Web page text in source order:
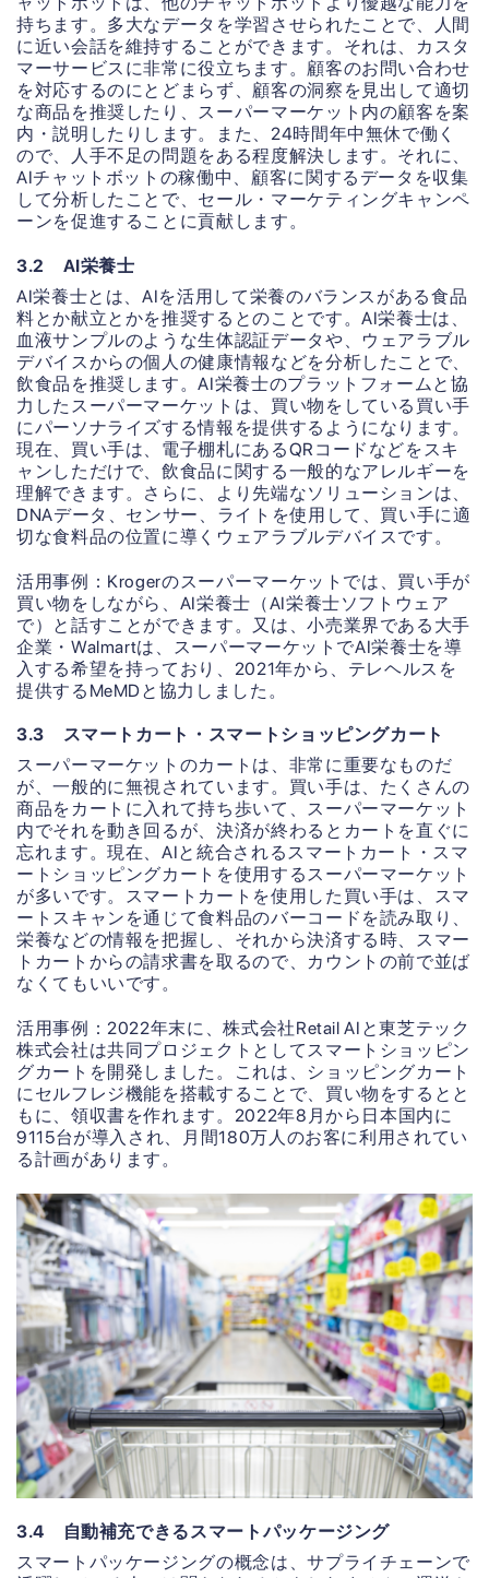
持ちます。多大なデータを学習させられたことで、人間
に近い会話を維持することができます。それは、カスタ
マーサービスに非常に役立ちます。顧客のお問い合わせ
を対応するのにとどまらず、顧客の洞察を見出して適切
な商品を推奨したり、スーパーマーケット内の顧客を案
内・説明したりします。また、24時間年中無休で働く
ので、人手不足の問題をある程度解決します。それに、
AIチャットボットの稼働中、顧客に関するデータを収集
して分析したことで、セール・マーケティングキャンペ
ーンを促進することに貢献します。
3.2 AI栄養士
AI栄養士とは、AIを活用して栄養のバランスがある食品
料とか献立とかを推奨するとのことです。AI栄養士は、
血液サンプルのような生体認証データや、ウェアラブル
デバイスからの個人の健康情報などを分析したことで、
飲食品を推奨します。AI栄養士のプラットフォームと協
力したスーパーマーケットは、買い物をしている買い手
にパーソナライズする情報を提供するようになります。
現在、買い手は、電子棚札にあるQRコードなどをスキ
ャンしただけで、飲食品に関する一般的なアレルギーを
理解できます。さらに、より先端なソリューションは、
DNAデータ、センサー、ライトを使用して、買い手に適
切な食料品の位置に導くウェアラブルデバイスです。
活用事例：Krogerのスーパーマーケットでは、買い手が
買い物をしながら、AI栄養士（AI栄養士ソフトウェア
で）と話すことができます。又は、小売業界である大手
企業・Walmartは、スーパーマーケットでAI栄養士を導
入する希望を持っており、2021年から、テレヘルスを
提供するMeMDと協力しました。
3.3 スマートカート・スマートショッピングカート
スーパーマーケットのカートは、非常に重要なものだ
が、一般的に無視されています。買い手は、たくさんの
商品をカートに入れて持ち歩いて、スーパーマーケット
内でそれを動き回るが、決済が終わるとカートを直ぐに
忘れます。現在、AIと統合されるスマートカート・スマ
ートショッピングカートを使用するスーパーマーケット
が多いです。スマートカートを使用した買い手は、スマ
ートスキャンを通じて食料品のバーコードを読み取り、
栄養などの情報を把握し、それから決済する時、スマー
トカートからの請求書を取るので、カウントの前で並ば
なくてもいいです。
活用事例：2022年末に、株式会社Retail AIと東芝テック
株式会社は共同プロジェクトとしてスマートショッピン
グカートを開発しました。これは、ショッピングカート
にセルフレジ機能を搭載することで、買い物をするとと
もに、領収書を作れます。2022年8月から日本国内に
9115台が導入され、月間180万人のお客に利用されてい
る計画があります。
3.4 自動補充できるスマートパッケージング
スマートパッケージングの概念は、サプライチェーンで